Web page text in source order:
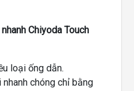
Chiyoda Touch
loại ống dẫn.
chóng chỉ bằng